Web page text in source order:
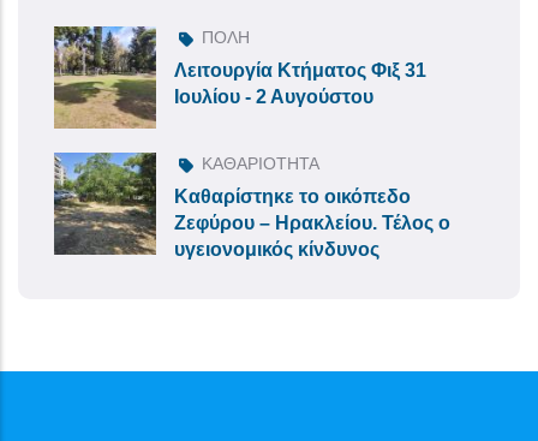
ΠΟΛΗ
Λειτουργία Κτήματος Φιξ 31
Ιουλίου - 2 Αυγούστου
ΚΑΘΑΡΙΟΤΗΤΑ
Καθαρίστηκε το οικόπεδο
Ζεφύρου – Ηρακλείου. Τέλος ο
υγειονομικός κίνδυνος